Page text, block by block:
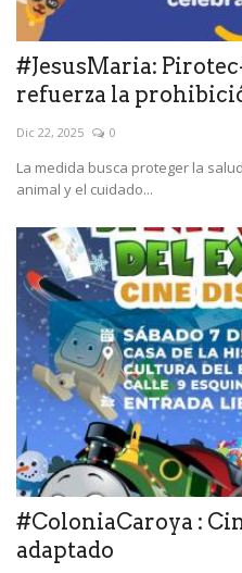
#JesusMaria:
refuerza la
Dic 22, 2025 0
La medida busca proteger la
animal y el cuidado...
#ColoniaCaroya :
adaptado